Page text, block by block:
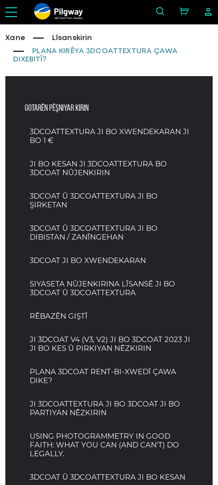
with love from Ukraine
Xane
Lîsanskirin
PLANA KIRÊYA 3DCOATTEXTURA ÇAWA
DIXEBITÎ?
Gotarên pêşniyar kirin
3DCOATTEXTURA JI BO XWENDEKARAN JI
BO 1 €
JI BO KESAN JI 3DCOATTEXTURA BO
3DCOAT NÛJENKIRIN
3DCOAT Û 3DCOATTEXTURA JI BO
ŞIRKETAN
3DCOAT Û 3DCOATTEXTURA JI BO
DIBISTAN / ZANÎNGEHAN
3DCOAT JI BO XWENDEKARAN
SIYASETA NÛJENKIRINA LÎSANSÊ JI BO
3DCOAT Û 3DCOATTEXTURA
RÊBAZÊN GIŞTÎ
JI 3DCOAT V4 (V3, V2) JI BO 3DCOAT 2023 JI
JI BO KES Û PIRKIYAN NÊZKIRIN
PLANA 3DCOAT RENT-BI-XWEDÎ ÇAWA
DIKE?
JI 3DCOATTEXTURA JI BO 3DCOAT JI BO
PARTIYAN NÊZKIRIN
USING PHOTOGRAMMETRY IN GOOD
FAITH: WHAT YOU CAN (AND CAN'T) DO
LEGALLY.
3DCOAT Û 3DCOATTEXTURA JI BO KESAN